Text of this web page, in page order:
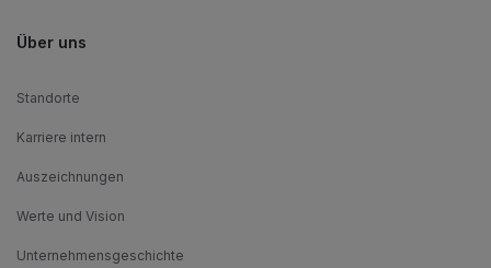
Über uns
Standorte
Karriere intern
Auszeichnungen
Werte und Vision
Unternehmensgeschichte